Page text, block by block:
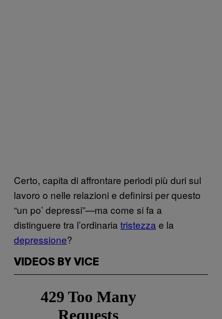
Certo, capita di affrontare periodi più duri sul
lavoro o nelle relazioni e definirsi per questo
“un po’ depressi”—ma come si fa a
distinguere tra l’ordinaria tristezza e la
depressione?
VIDEOS BY VICE